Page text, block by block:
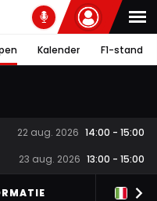
Kalender F1-stand
22 aug. 2026 14:00 - 15:00
23 aug. 2026 13:00 - 15:00